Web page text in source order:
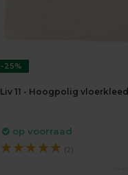
-25%
Liv 11 - Hoogpolig vloerkleed
op voorraad
★★★★★ (2)